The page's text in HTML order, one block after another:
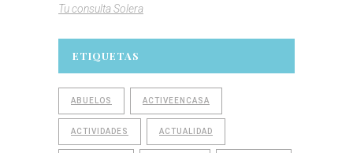
Tu consulta Solera
ETIQUETAS
ABUELOS ACTIVEENCASA
ACTIVIDADES ACTUALIDAD